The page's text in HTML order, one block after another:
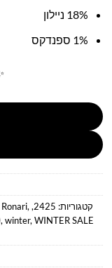
18% ניילון
1% ספנדקס
קטגוריות: 2425
,
Ronari,
,winter,WINTER SALE